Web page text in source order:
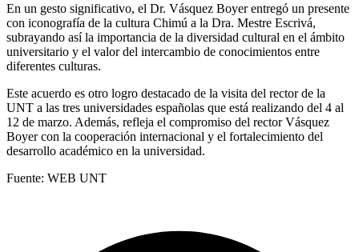
En un gesto significativo, el Dr. Vásquez Boyer entregó un presente
con iconografía de la cultura Chimú a la Dra. Mestre Escrivá,
subrayando así la importancia de la diversidad cultural en el ámbito
universitario y el valor del intercambio de conocimientos entre
diferentes culturas.
Este acuerdo es otro logro destacado de la visita del rector de la
UNT a las tres universidades españolas que está realizando del 4 al
12 de marzo. Además, refleja el compromiso del rector Vásquez
Boyer con la cooperación internacional y el fortalecimiento del
desarrollo académico en la universidad.
Fuente: WEB UNT